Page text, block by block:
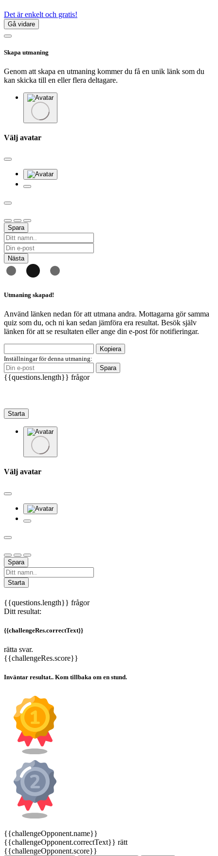
Det är enkelt och gratis!
Gå vidare
Skapa utmaning
Genom att skapa en utmaning kommer du få en unik länk som du
kan skicka till en eller flera deltagare.
Välj avatar
Spara
Nästa
Utmaning skapad!
Använd länken nedan för att utmana andra. Mottagarna gör samma
quiz som du, och ni kan sedan jämföra era resultat. Besök själv
länken för att se resultaten eller ange din e-post för notifieringar.
Kopiera
Inställningar för denna utmaning:
Spara
{{questions.length}} frågor
Starta
Välj avatar
Spara
Starta
{{questions.length}} frågor
Ditt resultat:
{{challengeRes.correctText}}
rätta svar.
{{challengeRes.score}}
Inväntar resultat.. Kom tillbaka om en stund.
{{challengeOpponent.name}}
{{challengeOpponent.correctText}} rätt
{{challengeOpponent.score}}